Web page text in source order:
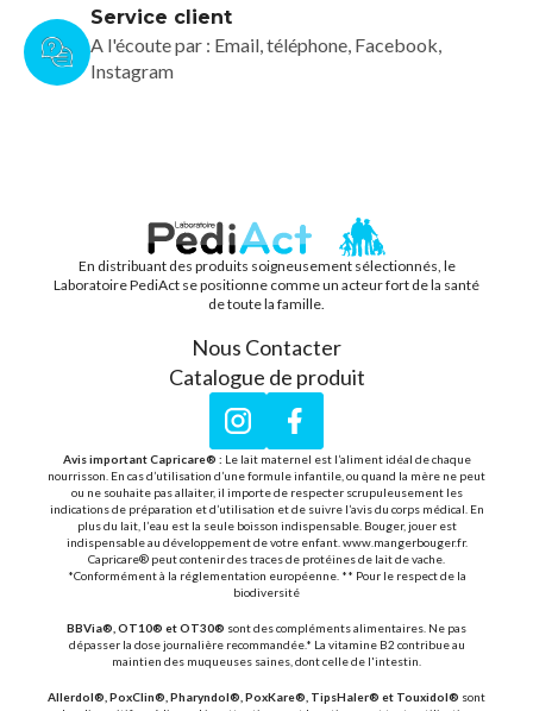
Service client
A l'écoute par : Email, téléphone, Facebook,
Instagram
PEDIACT
En distribuant des produits soigneusement sélectionnés, le
Laboratoire PediAct se positionne comme un acteur fort de la santé
de toute la famille.
Nous Contacter
Catalogue de produit
InstagramFacebook
Avis important Capricare® : Le lait maternel est l’aliment idéal de chaque
nourrisson. En cas d’utilisation d’une formule infantile, ou quand la mère ne peut
ou ne souhaite pas allaiter, il importe de respecter scrupuleusement les
indications de préparation et d’utilisation et de suivre l’avis du corps médical. En
plus du lait, l’eau est la seule boisson indispensable. Bouger, jouer est
indispensable au développement de votre enfant. www.mangerbouger.fr.
Capricare® peut contenir des traces de protéines de lait de vache.
*Conformément à la réglementation européenne. ** Pour le respect de la
biodiversité
BBVia®, OT10® et OT30® sont des compléments alimentaires. Ne pas
dépasser la dose journalière recommandée.* La vitamine B2 contribue au
maintien des muqueuses saines, dont celle de l'intestin.
Allerdol®, PoxClin®, Pharyndol®, PoxKare®, TipsHaler® et Touxidol® sont